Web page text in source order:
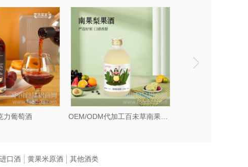
力葡萄酒
进口酒 黄果米原酒 其他酒类